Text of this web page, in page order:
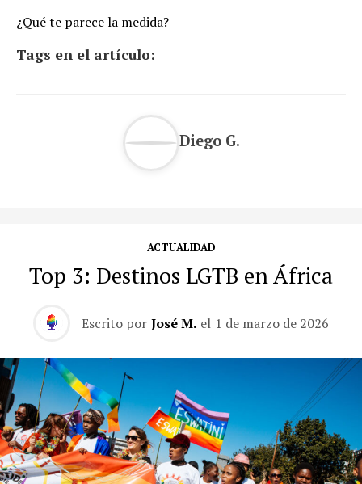
¿Qué te parece la medida?
Tags en el artículo:
Diego G.
ACTUALIDAD
Top 3: Destinos LGTB en África
Escrito por José M. el 1 de marzo de 2026